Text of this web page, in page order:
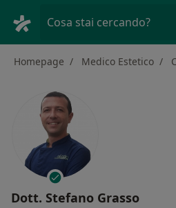
Cosa stai cercando?
Homepage Medico Estetico
Dott. Stefano Grasso